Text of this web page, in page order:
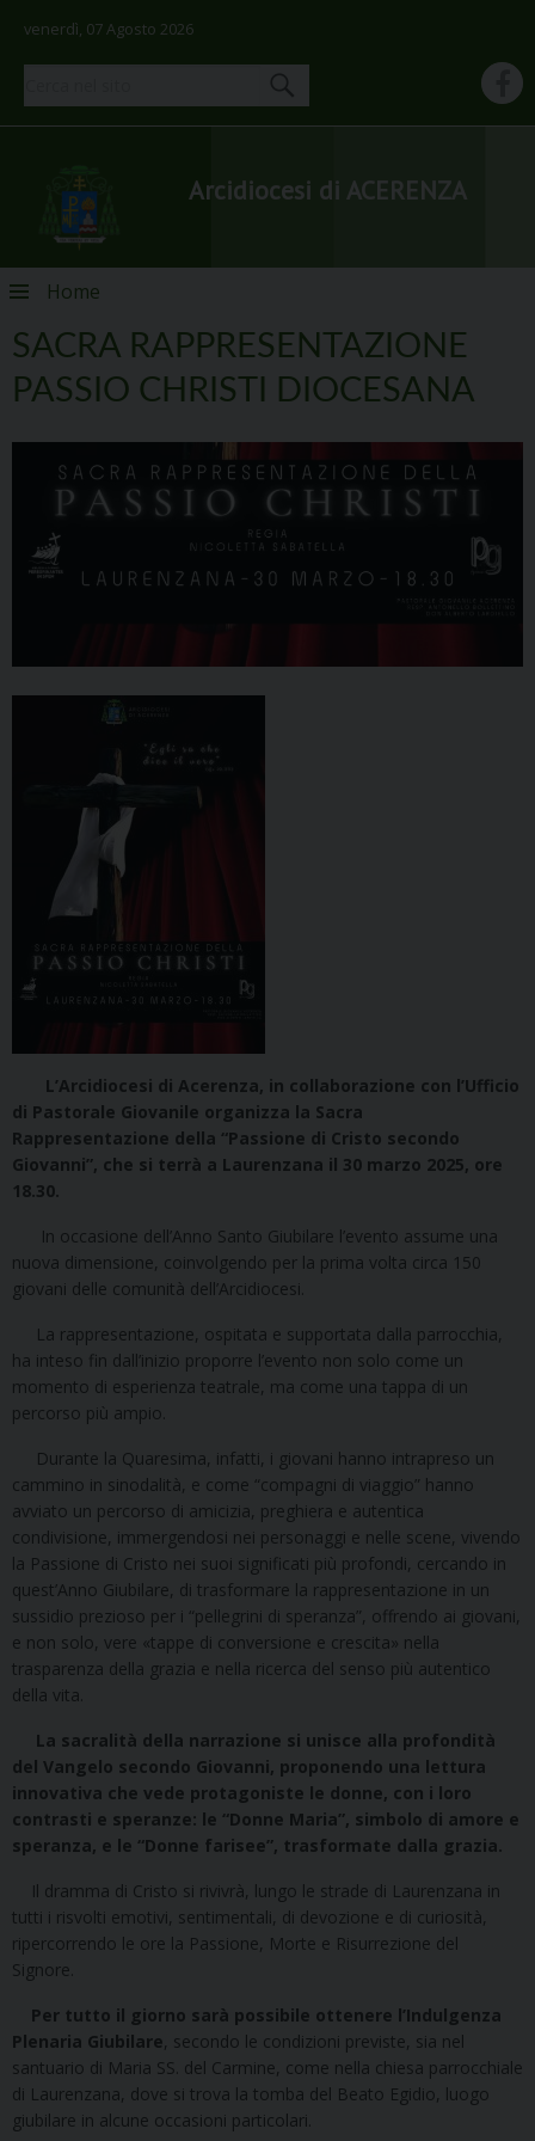
venerdì, 07 Agosto 2026
Arcidiocesi di ACERENZA
Skip
content
Home
SACRA RAPPRESENTAZIONE
PASSIO CHRISTI DIOCESANA
L’Arcidiocesi di Acerenza, in collaborazione con l’Ufficio
di Pastorale Giovanile organizza la Sacra
Rappresentazione della “Passione di Cristo secondo
Giovanni”, che si terrà a Laurenzana il 30 marzo 2025, ore
18.30.
In occasione dell’Anno Santo Giubilare l’evento assume una
nuova dimensione, coinvolgendo per la prima volta circa 150
giovani delle comunità dell’Arcidiocesi.
La rappresentazione, ospitata e supportata dalla parrocchia,
ha inteso fin dall’inizio proporre l’evento non solo come un
momento di esperienza teatrale, ma come una tappa di un
percorso più ampio.
Durante la Quaresima, infatti, i giovani hanno intrapreso un
cammino in sinodalità, e come “compagni di viaggio” hanno
avviato un percorso di amicizia, preghiera e autentica
condivisione, immergendosi nei personaggi e nelle scene, vivendo
la Passione di Cristo nei suoi significati più profondi, cercando in
quest’Anno Giubilare, di trasformare la rappresentazione in un
sussidio prezioso per i “pellegrini di speranza”, offrendo ai giovani,
e non solo, vere «tappe di conversione e crescita» nella
trasparenza della grazia e nella ricerca del senso più autentico
della vita.
La sacralità della narrazione si unisce alla profondità
del Vangelo secondo Giovanni, proponendo una lettura
innovativa che vede protagoniste le donne, con i loro
contrasti e speranze: le “Donne Maria”, simbolo di amore e
speranza, e le “Donne farisee”, trasformate dalla grazia.
Il dramma di Cristo si rivivrà, lungo le strade di Laurenzana in
tutti i risvolti emotivi, sentimentali, di devozione e di curiosità,
ripercorrendo le ore la Passione, Morte e Risurrezione del
Signore.
Per tutto il giorno sarà possibile ottenere l’Indulgenza
Plenaria Giubilare, secondo le condizioni previste, sia nel
santuario di Maria SS. del Carmine, come nella chiesa parrocchiale
di Laurenzana, dove si trova la tomba del Beato Egidio, luogo
giubilare in alcune occasioni particolari.